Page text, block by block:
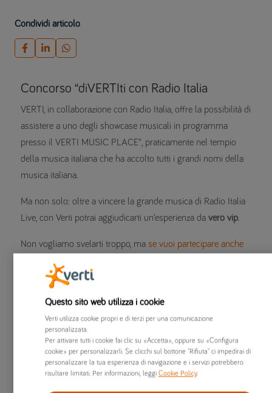
Condividi articolo
Concorso “diVERTIti con Radio Italia
VERTI, in collaborazione con Radio Italia, offre la possibilità di
assistere a uno degli showcase musicali in programma
presso il VERTI MUSIC PLACE”, praticamente nel tempio
della musica italiana che ha accolto tutti i grandi nomi della
musica italiana.
Ma non solo: oltre a vincere la grande musica di Radio Italia
Live, con Verti potrai aggiudicarti un’esperienza da vero vip.
Non vogliamo svelarti troppo, ma se vuoi partecipare anche
tu al concorso, puoi registrati qui
Nel frattempo: complimenti a
di questa settimana che, insieme ai loro familiari, hanno
vissuto una vera e propria vip experience.
E se sei curioso di sapere a quale live hanno partecipato, ti
basti sapere che “ti fa stare bene” sentirlo cantare!
Guarda qui le foto dei vincitori:http://bit.ly/VertiMusicPlace
Questo sito web utilizza i cookie
Verti utilizza cookie propri e di terzi per una comunicazione
personalizzata.
Per attivare tutti i cookie fai clic su «Accetta», oppure su «Configura
cookie» per personalizzarli. Se clicchi sul bottone "Rifiuta" ci impedirai di
personalizzare la tua esperienza di navigazione e i servizi potrebbero
risultare limitati. Per informazioni, leggi Cookie Policy.